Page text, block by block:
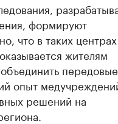
формируют
что в таких центрах
жителям
передовые
опыт
решений на